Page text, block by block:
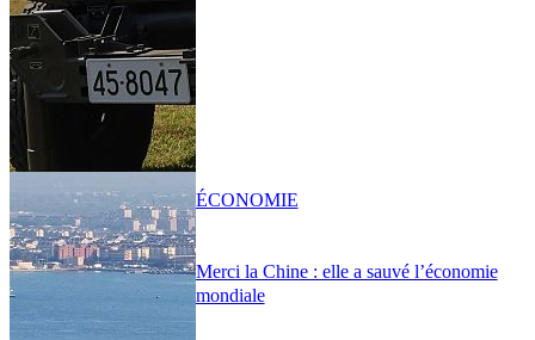
Merci la Chine : elle a sauvé l’économie
mondiale
ÉCONOMIE